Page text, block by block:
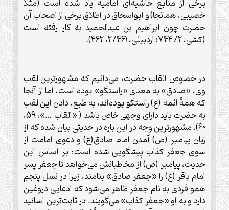
خصيبی، همانجا) و ابواسحاق در اطلاق برخی از اصحاب آن
حضرت چون ابراهيم بن عبدالحميد به کار رفته است
(کشی، 2/ 744؛ اردبيلی، 2/461، 462).
در خصوص القاب حضرت، می‌دانيم که مشهورترين لقب
وی، «صادق» به معنای «راستگو» بوده است، اما از آنجا
که همۀ ائمه (ع) راستگو بوده‌اند، به طبع، دادن اين لقب
به حضرت بايد دارای وجهی خاص باشد ( «القاب …»، 59،
60). مشهورترين وجه در اين باره در حديثی بيان شده که از
زبان پيامبر (ص) آمدن امام صادق(ع) و دعوی امامت از
سوی جعفر کذاب پيشگويی شده است؛ بر اساس اين
حديث، پيامبر (ص) از مخاطبانش می‌خواهد تا جعفر پسر
امام باقر (ع) را «جعفر صادق» بنامند، زيرا در نسل پنجمِ
همو فردی به نام جعفر ظاهر می‌شود که ادعايی دروغين
دارد و به او «جعفر کذاب» می‌گويند. در ثابت‌ترين اسانيد